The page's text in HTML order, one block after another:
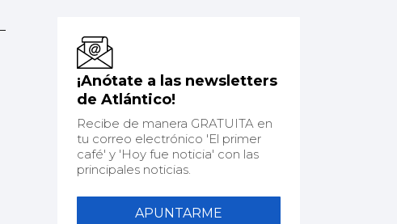
¡Anótate a las newsletters
de Atlántico!
Recibe de manera GRATUITA en
tu correo electrónico 'El primer
café' y 'Hoy fue noticia' con las
principales noticias.
APUNTARME